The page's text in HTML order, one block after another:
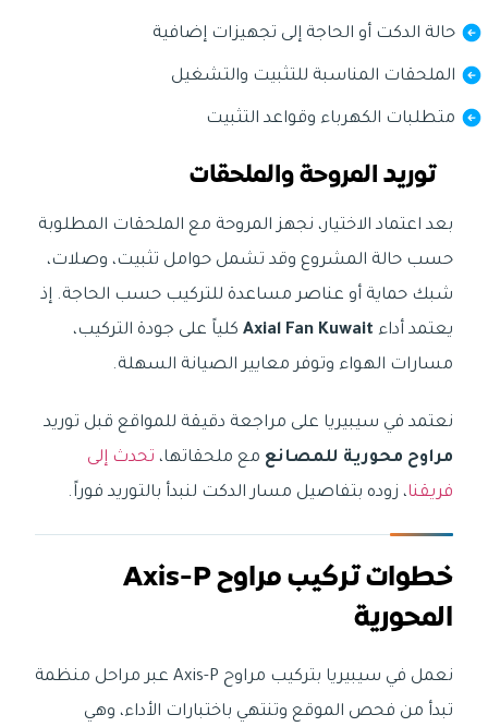
حالة الدكت أو الحاجة إلى تجهيزات إضافية
الملحقات المناسبة للتثبيت والتشغيل
متطلبات الكهرباء وقواعد التثبيت
توريد المروحة والملحقات
بعد اعتماد الاختيار، نجهز المروحة مع الملحقات المطلوبة
حسب حالة المشروع وقد تشمل حوامل تثبيت، وصلات،
شبك حماية أو عناصر مساعدة للتركيب حسب الحاجة. إذ
يعتمد أداء Axial Fan Kuwait كلياً على جودة التركيب،
مسارات الهواء وتوفر معايير الصيانة السهلة.
نعتمد في سيبيريا على مراجعة دقيقة للمواقع قبل توريد
مراوح محورية للمصانع مع ملحقاتها، تحدث إلى
فريقنا، زوده بتفاصيل مسار الدكت لنبدأ بالتوريد فوراً.
خطوات تركيب مراوح Axis-P
المحورية
نعمل في سيبيريا بتركيب مراوح Axis-P عبر مراحل منظمة
تبدأ من فحص الموقع وتنتهي باختبارات الأداء، وهي